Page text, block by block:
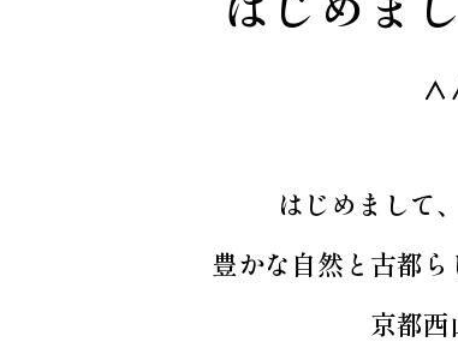
はじめまして
豊かな自然と古都ら
京都西